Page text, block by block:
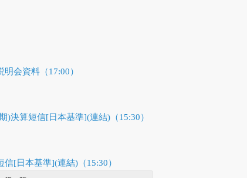
会資料（17:00）
)決算短信[日本基準](連結)（15:30）
[日本基準](連結)（15:30）